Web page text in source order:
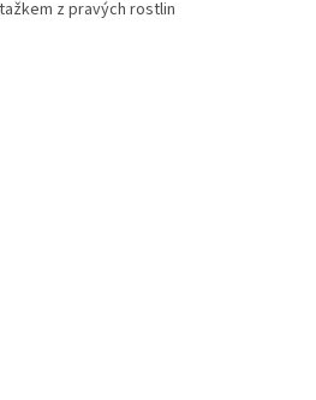
z pravých rostlin